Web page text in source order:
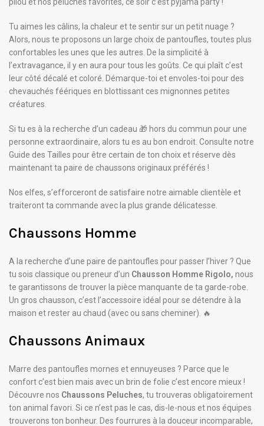
Tu aimes les câlins, la chaleur et te sentir sur un petit nuage ?
Alors, nous te proposons un large choix de pantoufles, toutes plus
confortables les unes que les autres. De la simplicité à
l’extravagance, il y en aura pour tous les goûts. Ce qui plaît c’est
leur côté décalé et coloré. Démarque-toi et envoles-toi pour des
chevauchés féériques en blottissant ces mignonnes petites
créatures.
Si tu es à la recherche d’un cadeau 🎁 hors du commun pour une
personne extraordinaire, alors tu es au bon endroit. Consulte notre
Guide des Tailles pour être certain de ton choix et réserve dès
maintenant ta paire de chaussons originaux préférés !
Nos elfes, s’efforceront de satisfaire notre aimable clientèle et
traiteront ta commande avec la plus grande délicatesse.
Chaussons Homme
A la recherche d’une paire de pantoufles pour passer l’hiver ? Que
tu sois classique ou preneur d’un Chausson Homme Rigolo, nous
te garantissons de trouver la pièce manquante de ta garde-robe.
Un gros chausson, c’est l’accessoire idéal pour se détendre à la
maison et rester au chaud (avec ou sans cheminer). 🔥
Chaussons Animaux
Marre des pantoufles mornes et ennuyeuses ? Parce que le
confort c’est bien mais avec un brin de folie c’est encore mieux !
Découvre nos Chaussons Peluches, tu trouveras obligatoirement
ton animal favori. Si ce n’est pas le cas, dis-le-nous et nos équipes
trouverons ton bonheur. Des fourrures à la douceur incomparable,